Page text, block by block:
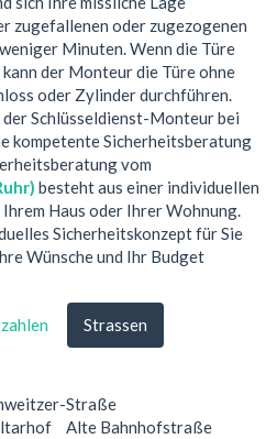
zugefallenen oder zugezogenen
Minuten. Wenn die Türe
der Monteur die Türe ohne
oder Zylinder durchführen.
Schlüsseldienst-Monteur bei
kompetente Sicherheitsberatung
vom
besteht aus einer individuellen
Haus oder Ihrer Wohnung.
Sicherheitskonzept für Sie
Wünsche und Ihr Budget
Strassen
Straße
Alte Bahnhofstraße